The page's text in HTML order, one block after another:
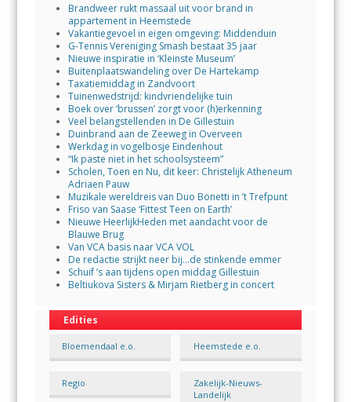
Brandweer rukt massaal uit voor brand in
appartement in Heemstede
Vakantiegevoel in eigen omgeving: Middenduin
G-Tennis Vereniging Smash bestaat 35 jaar
Nieuwe inspiratie in ‘Kleinste Museum’
Buitenplaatswandeling over De Hartekamp
Taxatiemiddag in Zandvoort
Tuinenwedstrijd: kindvriendelijke tuin
Boek over ‘brussen’ zorgt voor (h)erkenning
Veel belangstellenden in De Gillestuin
Duinbrand aan de Zeeweg in Overveen
Werkdag in vogelbosje Eindenhout
“Ik paste niet in het schoolsysteem”
Scholen, Toen en Nu, dit keer: Christelijk Atheneum
Adriaen Pauw
Muzikale wereldreis van Duo Bonetti in ’t Trefpunt
Friso van Saase ‘Fittest Teen on Earth’
Nieuwe HeerlijkHeden met aandacht voor de
Blauwe Brug
Van VCA basis naar VCA VOL
De redactie strijkt neer bij…de stinkende emmer
Schuif ’s aan tijdens open middag Gillestuin
Beltiukova Sisters & Mirjam Rietberg in concert
Edities
Bloemendaal e.o. Heemstede e.o.
Regio
Zakelijk-Nieuws-
Landelijk